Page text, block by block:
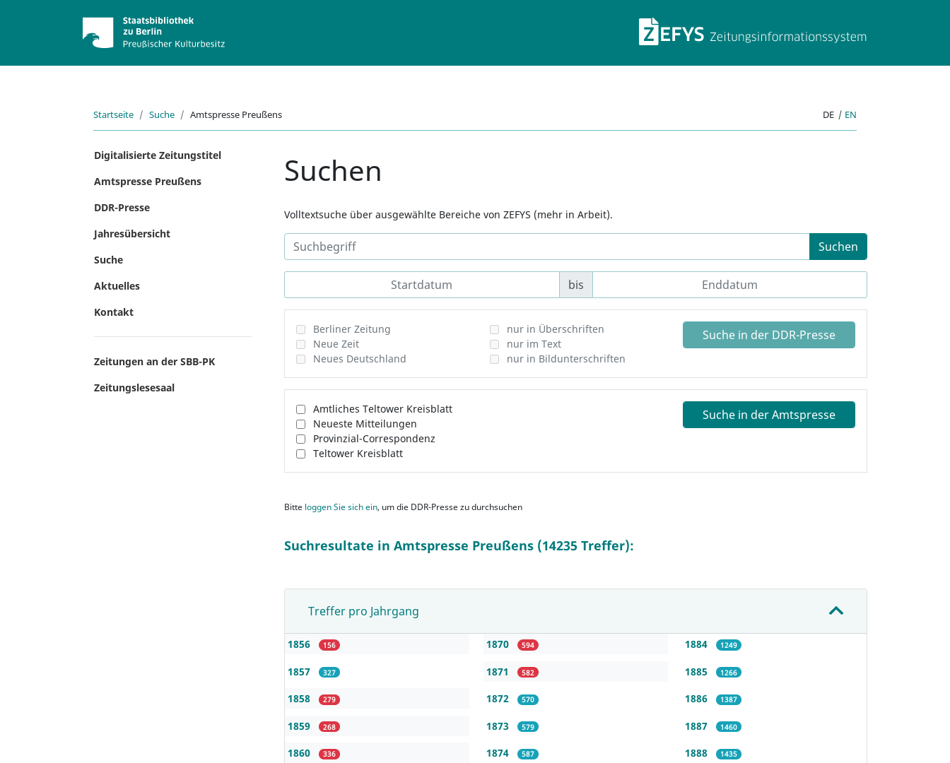
ZEFYS
Startseite Suche Amtspresse Preußens DE | EN
Digitalisierte Zeitungstitel
Amtspresse Preußens
DDR-Presse
Jahresübersicht
Suche
Aktuelles
Kontakt
Zeitungen an der SBB-PK
Zeitungslesesaal
Suchen
Volltextsuche über ausgewählte Bereiche von ZEFYS (mehr in Arbeit).
Suchen
bis
Berliner Zeitung
Neue Zeit
Neues Deutschland
nur in Überschriften
nur im Text
nur in Bildunterschriften
Suche in der DDR-Presse
Amtliches Teltower Kreisblatt
Neueste Mitteilungen
Provinzial-Correspondenz
Teltower Kreisblatt
Suche in der Amtspresse
Bitte loggen Sie sich ein, um die DDR-Presse zu durchsuchen
Suchresultate in Amtspresse Preußens (14235 Treffer):
Treffer pro Jahrgang
1856 156
1857 327
1858 279
1859 268
1860 336
1870 594
1871 582
1872 570
1873 579
1874 587
1884 1249
1885 1266
1886 1387
1887 1460
1888 1435